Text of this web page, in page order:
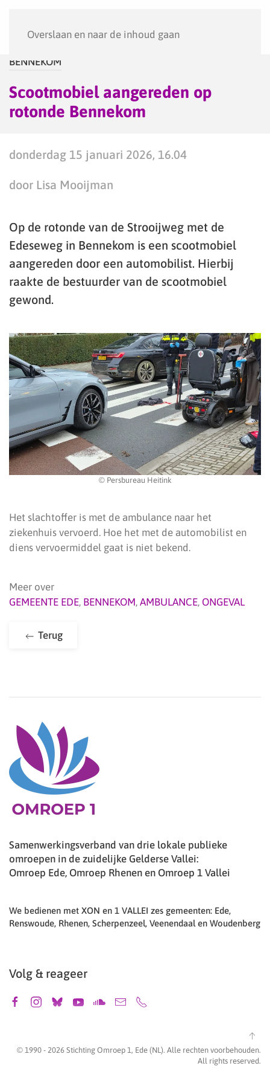
Overslaan en naar de inhoud gaan
BENNEKOM
Scootmobiel aangereden op
rotonde Bennekom
donderdag 15 januari 2026, 16.04
door Lisa Mooijman
Op de rotonde van de Strooijweg met de
Edeseweg in Bennekom is een scootmobiel
aangereden door een automobilist. Hierbij
raakte de bestuurder van de scootmobiel
gewond.
© Persbureau Heitink
Het slachtoffer is met de ambulance naar het
ziekenhuis vervoerd. Hoe het met de automobilist en
diens vervoermiddel gaat is niet bekend.
Meer over
GEMEENTE EDE, BENNEKOM, AMBULANCE, ONGEVAL
Terug
Samenwerkingsverband van drie lokale publieke
omroepen in de zuidelijke Gelderse Vallei:
Omroep Ede, Omroep Rhenen en Omroep 1 Vallei
We bedienen met XON en 1 VALLEI zes gemeenten: Ede,
Renswoude, Rhenen, Scherpenzeel, Veenendaal en Woudenberg
Volg & reageer
© 1990 - 2026 Stichting Omroep 1, Ede (NL). Alle rechten voorbehouden.
All rights reserved.